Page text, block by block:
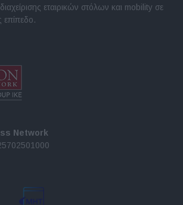
διαχείρισης εταιρικών στόλων και mobility σε
επίπεδο.
Network